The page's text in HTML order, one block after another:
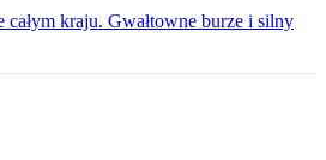
kraju. Gwałtowne burze i silny